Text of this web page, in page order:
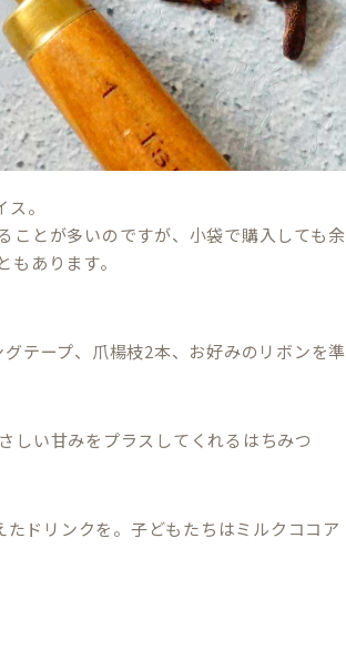
。
ことが多いのですが、小袋で購入しても余
あります。
テープ、爪楊枝2本、お好みのリボンを準
しい甘みをプラスしてくれるはちみつ
たドリンクを。子どもたちはミルクココア